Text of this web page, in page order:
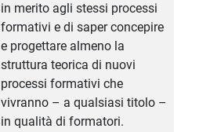
in merito agli stessi processi
formativi e di saper concepire
e progettare almeno la
struttura teorica di nuovi
processi formativi che
vivranno – a qualsiasi titolo –
in qualità di formatori.